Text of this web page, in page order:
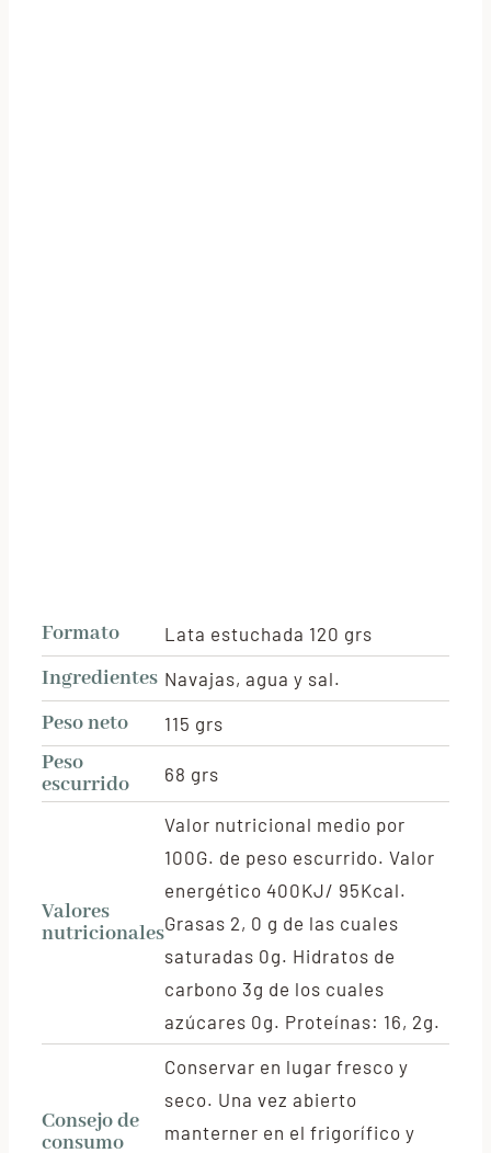
Formato Lata estuchada 120 grs
Ingredientes Navajas, agua y sal.
Peso neto 115 grs
Peso
escurrido
68 grs
Valores
nutricionales
Valor nutricional medio por
100G. de peso escurrido. Valor
energético 400KJ/ 95Kcal.
Grasas 2, 0 g de las cuales
saturadas 0g. Hidratos de
carbono 3g de los cuales
azúcares 0g. Proteínas: 16, 2g.
Consejo de
consumo
Conservar en lugar fresco y
seco. Una vez abierto
manterner en el frigorífico y